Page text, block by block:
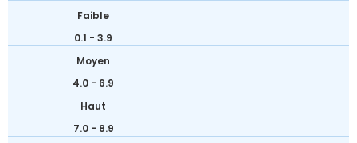
Faible
0.1 - 3.9
Moyen
4.0 - 6.9
Haut
7.0 - 8.9